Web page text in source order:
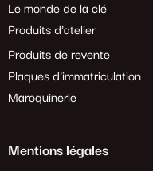
Le monde de la clé
Produits d'atelier
Produits de revente
Plaques d'immatriculation
Maroquinerie
Mentions légales